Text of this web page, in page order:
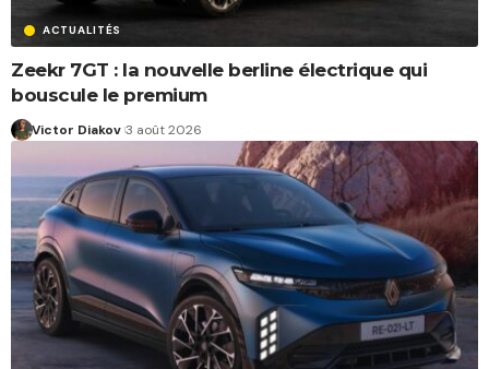
ACTUALITÉS
Zeekr 7GT : la nouvelle berline électrique qui
bouscule le premium
Victor Diakov 3 août 2026